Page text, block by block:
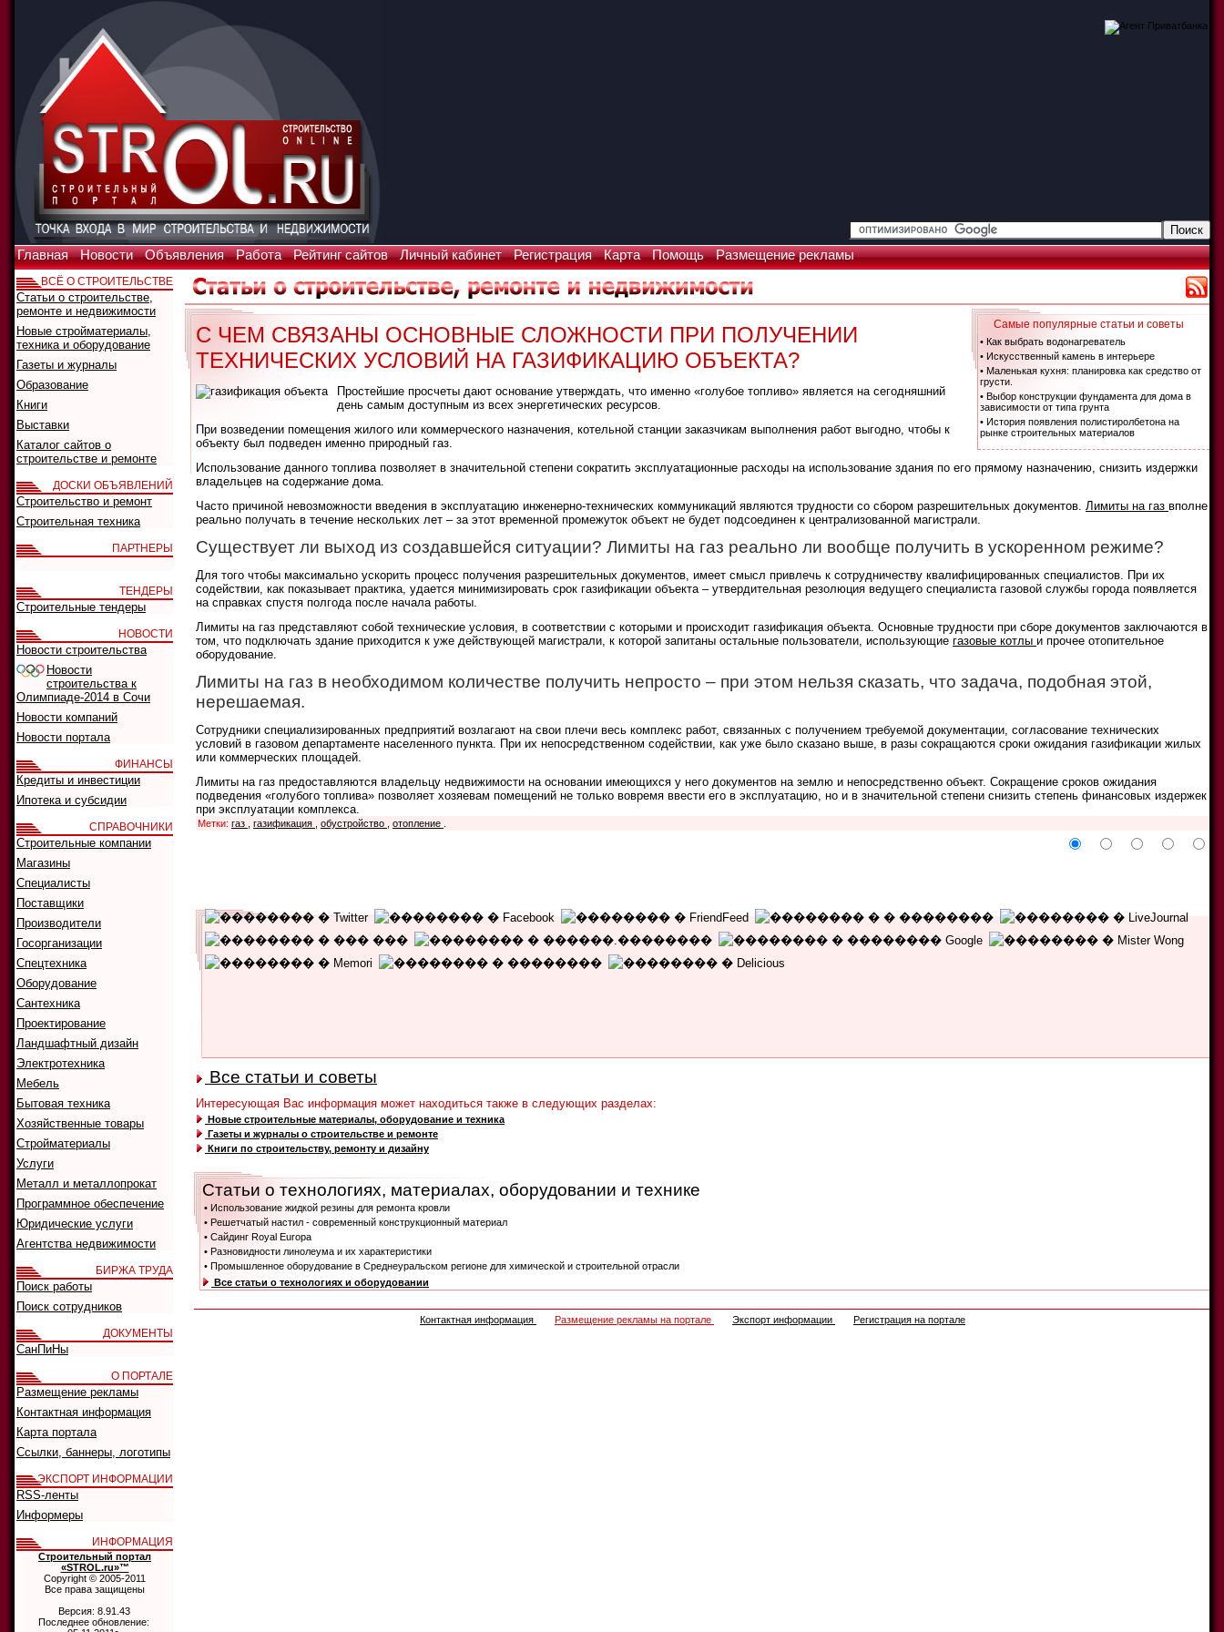
Главная Новости Объявления Работа Рейтинг сайтов Личный кабинет Регистрация Карта Помощь Размещение рекламы
Самые популярные статьи и советы
• Как выбрать водонагреватель
• Искусственный камень в интерьере
• Маленькая кухня: планировка как средство от
грусти.
• Выбор конструкции фундамента для дома в
зависимости от типа грунта
• История появления полистиролбетона на
рынке строительных материалов
С ЧЕМ СВЯЗАНЫ ОСНОВНЫЕ СЛОЖНОСТИ ПРИ ПОЛУЧЕНИИ
ТЕХНИЧЕСКИХ УСЛОВИЙ НА ГАЗИФИКАЦИЮ ОБЪЕКТА?
Простейшие просчеты дают основание утверждать, что именно «голубое топливо» является на сегодняшний
день самым доступным из всех энергетических ресурсов.
При возведении помещения жилого или коммерческого назначения, котельной станции заказчикам выполнения работ выгодно, чтобы к
объекту был подведен именно природный газ.
Использование данного топлива позволяет в значительной степени сократить эксплуатационные расходы на использование здания по его прямому назначению, снизить издержки
владельцев на содержание дома.
Часто причиной невозможности введения в эксплуатацию инженерно-технических коммуникаций являются трудности со сбором разрешительных документов. Лимиты на газ вполне
реально получать в течение нескольких лет – за этот временной промежуток объект не будет подсоединен к централизованной магистрали.
Существует ли выход из создавшейся ситуации? Лимиты на газ реально ли вообще получить в ускоренном режиме?
Для того чтобы максимально ускорить процесс получения разрешительных документов, имеет смысл привлечь к сотрудничеству квалифицированных специалистов. При их
содействии, как показывает практика, удается минимизировать срок газификации объекта – утвердительная резолюция ведущего специалиста газовой службы города появляется
на справках спустя полгода после начала работы.
Лимиты на газ представляют собой технические условия, в соответствии с которыми и происходит газификация объекта. Основные трудности при сборе документов заключаются в
том, что подключать здание приходится к уже действующей магистрали, к которой запитаны остальные пользователи, использующие газовые котлы и прочее отопительное
оборудование.
Лимиты на газ в необходимом количестве получить непросто – при этом нельзя сказать, что задача, подобная этой,
нерешаемая.
Сотрудники специализированных предприятий возлагают на свои плечи весь комплекс работ, связанных с получением требуемой документации, согласование технических
условий в газовом департаменте населенного пункта. При их непосредственном содействии, как уже было сказано выше, в разы сокращаются сроки ожидания газификации жилых
или коммерческих площадей.
Лимиты на газ предоставляются владельцу недвижимости на основании имеющихся у него документов на землю и непосредственно объект. Сокращение сроков ожидания
подведения «голубого топлива» позволяет хозяевам помещений не только вовремя ввести его в эксплуатацию, но и в значительной степени снизить степень финансовых издержек
при эксплуатации комплекса.
Метки: газ газификация обустройство отопление
Все статьи и советы
Интересующая Вас информация может находиться также в следующих разделах:
Новые строительные материалы, оборудование и техника
Газеты и журналы о строительстве и ремонте
Книги по строительству, ремонту и дизайну
Статьи о технологиях, материалах, оборудовании и технике
• Использование жидкой резины для ремонта кровли
• Решетчатый настил - современный конструкционный материал
• Сайдинг Royal Europa
• Разновидности линолеума и их характеристики
• Промышленное оборудование в Среднеуральском регионе для химической и строительной отрасли
Все статьи о технологиях и оборудовании
Контактная информация Размещение рекламы на портале Экспорт информации Регистрация на портале
ВСЁ О СТРОИТЕЛЬСТВЕ
Статьи о строительстве,
ремонте и недвижимости
Новые стройматериалы,
техника и оборудование
Газеты и журналы
Образование
Книги
Выставки
Каталог сайтов о
строительстве и ремонте
ДОСКИ ОБЪЯВЛЕНИЙ
Строительство и ремонт
Строительная техника
ПАРТНЕРЫ
ТЕНДЕРЫ
Строительные тендеры
НОВОСТИ
Новости строительства
Новости
строительства к
Олимпиаде-2014 в Сочи
Новости компаний
Новости портала
ФИНАНСЫ
Кредиты и инвестиции
Ипотека и субсидии
СПРАВОЧНИКИ
Строительные компании
Магазины
Специалисты
Поставщики
Производители
Госорганизации
Спецтехника
Оборудование
Сантехника
Проектирование
Ландшафтный дизайн
Электротехника
Мебель
Бытовая техника
Хозяйственные товары
Стройматериалы
Услуги
Металл и металлопрокат
Программное обеспечение
Юридические услуги
Агентства недвижимости
БИРЖА ТРУДА
Поиск работы
Поиск сотрудников
ДОКУМЕНТЫ
СанПиНы
О ПОРТАЛЕ
Размещение рекламы
Контактная информация
Карта портала
Ссылки, баннеры, логотипы
ЭКСПОРТ ИНФОРМАЦИИ
RSS-ленты
Информеры
ИНФОРМАЦИЯ
Строительный портал
«STROL.ru»™
Copyright © 2005-2011
Все права защищены
Версия: 8.91.43
Последнее обновление: